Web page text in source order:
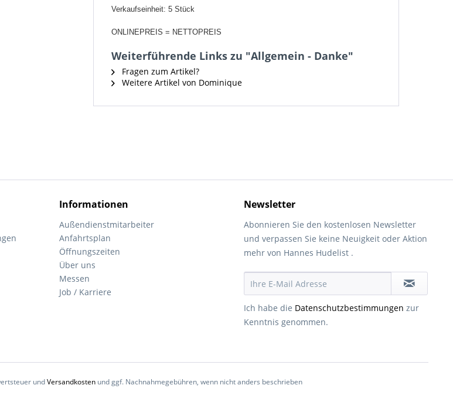
Verkaufseinheit: 5 Stück
ONLINEPREIS = NETTOPREIS
Weiterführende Links zu "Allgemein - Danke"
Fragen zum Artikel?
Weitere Artikel von Dominique
Informationen
Außendienstmitarbeiter
Anfahrtsplan
Öffnungszeiten
Über uns
Messen
Job / Karriere
Newsletter
Abonnieren Sie den kostenlosen Newsletter
und verpassen Sie keine Neuigkeit oder Aktion
mehr von Hannes Hudelist .
Ich habe die Datenschutzbestimmungen zur
Kenntnis genommen.
undVersandkosten und ggf. Nachnahmegebühren, wenn nicht anders beschrieben